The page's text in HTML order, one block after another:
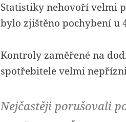
Statistiky nehovoří velmi
bylo zjištěno pochybení u
Kontroly zaměřené na
spotřebitele velmi
Nejčastěji porušovali